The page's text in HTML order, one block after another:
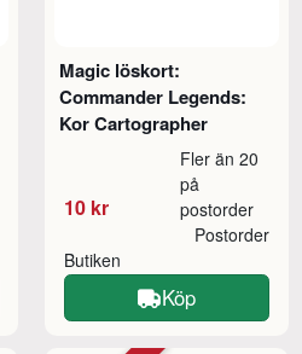
Magic löskort:
Commander Legends:
Kor Cartographer
10 kr
Fler än 20
på
postorder
Butiken
Postorder
Köp